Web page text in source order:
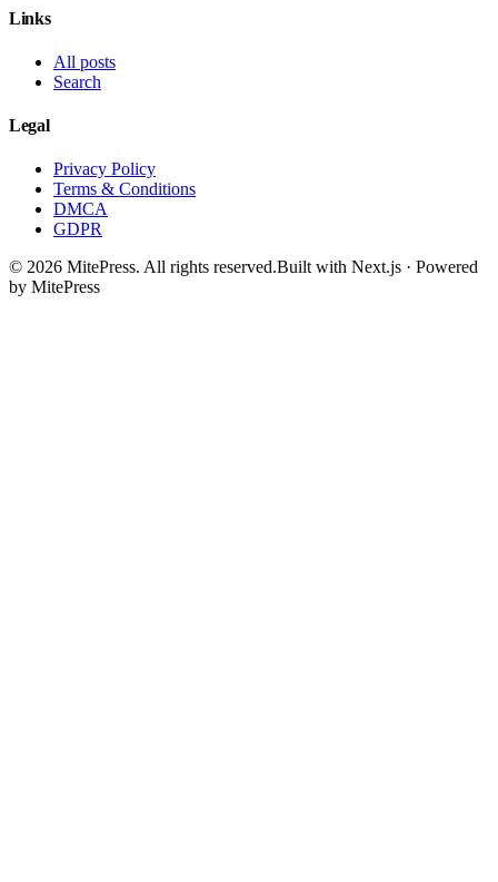
Links
All posts
Search
Legal
Privacy Policy
Terms & Conditions
DMCA
GDPR
© 2026 MitePress. All rights reserved.Built with Next.js · Powered
by MitePress